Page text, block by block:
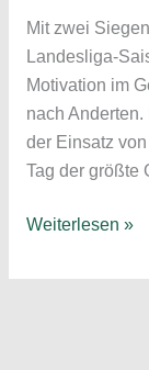
Mit zwei
Landesliga-
Motivation im
nach Anderten.
der Einsatz
Tag der größte
Männliche
Jugend
Weiterlesen »